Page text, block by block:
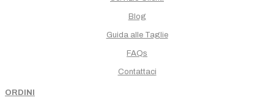
Blog
Guida alle Taglie
FAQs
Contattaci
ORDINI